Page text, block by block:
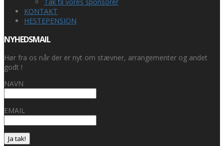
KONTAKT
HESTEPENSION
NYHEDSMAIL
Hør fra os når der er nyt om stævner, arrangementer og andet
godt !
NAVN
EMAIL
Ja tak!